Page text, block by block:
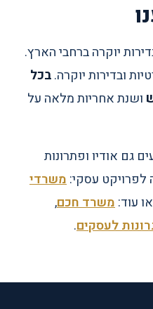
יוקרה ברחבי הארץ.
בכל
ושנת אחריות מלאה על
גם אודיו ופתרונות
לפרויקט עסקי:משרדי
עוד:משרד חכם,
לעסקים.